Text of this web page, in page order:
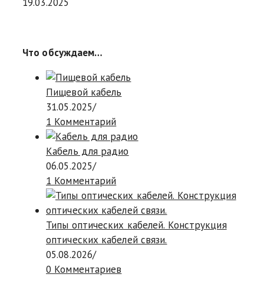
Что обсуждаем…
Пищевой кабель
31.05.2025/
1 Комментарий
Кабель для радио
06.05.2025/
1 Комментарий
Типы оптических кабелей. Конструкция
оптических кабелей связи.
05.08.2026/
0 Комментариев